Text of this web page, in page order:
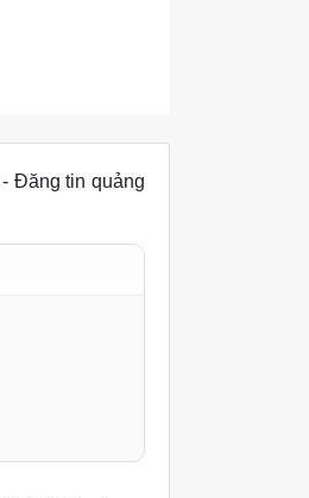
Đăng tin quảng